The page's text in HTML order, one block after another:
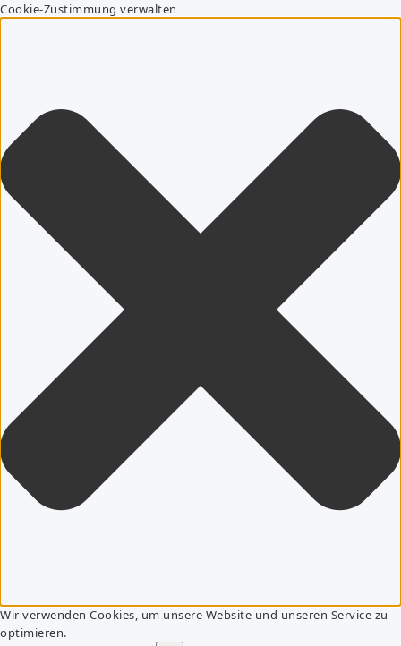
Cookie-Zustimmung verwalten
Wir verwenden Cookies, um unsere Website und unseren Service zu
optimieren.